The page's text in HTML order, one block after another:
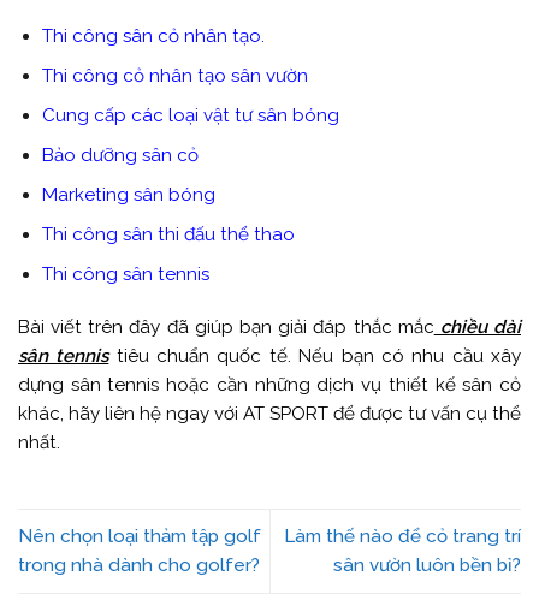
Thi công sân cỏ nhân tạo.
Thi công cỏ nhân tạo sân vườn
Cung cấp các loại vật tư sân bóng
Bảo dưỡng sân cỏ
Marketing sân bóng
Thi công sân thi đấu thể thao
Thi công sân tennis
Bài viết trên đây đã giúp bạn giải đáp thắc mắc chiều dài
sân tennistiêu chuẩn quốc tế. Nếu bạn có nhu cầu xây
dựng sân tennis hoặc cần những dịch vụ thiết kế sân cỏ
khác, hãy liên hệ ngay với AT SPORT để được tư vấn cụ thể
nhất.
Nên chọn loại thảm tập golf
trong nhà dành cho golfer?
Làm thế nào để cỏ trang trí
sân vườn luôn bền bỉ?